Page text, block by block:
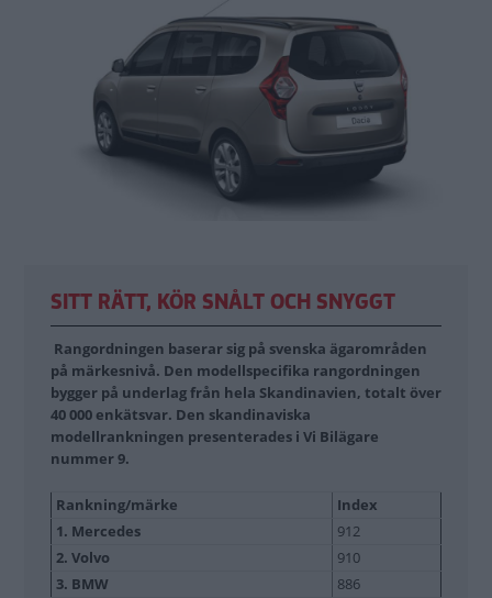
SITT RÄTT, KÖR SNÅLT OCH SNYGGT
Rangordningen baserar sig på svenska ägarområden
på märkesnivå. Den modellspecifika rangordningen
bygger på underlag från hela Skandinavien, totalt över
40 000 enkätsvar. Den skandinaviska
modellrankningen presenterades i Vi Bilägare
nummer 9.
Rankning/märke
Index
1. Mercedes
912
2. Volvo
910
3. BMW
886